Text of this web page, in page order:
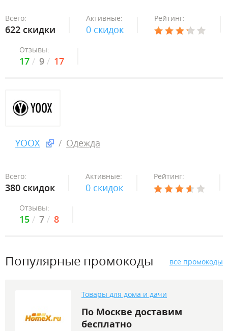
Всего:
622 скидки
Активные:
0 скидок
Рейтинг:
Отзывы:
17 9 17
YOOX Одежда
Всего:
380 скидок
Активные:
0 скидок
Рейтинг:
Отзывы:
15 7 8
Популярные промокоды все промокоды
Товары для дома и дачи
По Москве доставим
бесплатно